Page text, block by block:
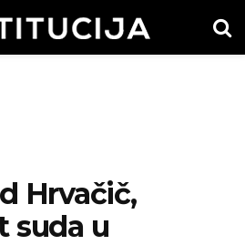
Hrvačič,
suda u